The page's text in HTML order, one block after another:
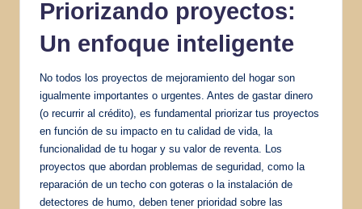
Priorizando proyectos:
Un enfoque inteligente
No todos los proyectos de mejoramiento del hogar son
igualmente importantes o urgentes. Antes de gastar dinero
(o recurrir al crédito), es fundamental priorizar tus proyectos
en función de su impacto en tu calidad de vida, la
funcionalidad de tu hogar y su valor de reventa. Los
proyectos que abordan problemas de seguridad, como la
reparación de un techo con goteras o la instalación de
detectores de humo, deben tener prioridad sobre las